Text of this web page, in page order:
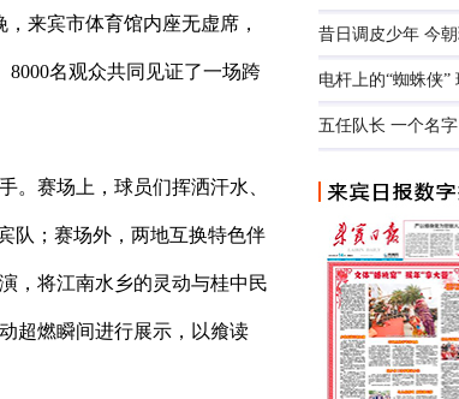
来宾市体育馆内座无虚席，
名观众共同见证了一场跨
。赛场上，球员们挥洒汗水、
队；赛场外，两地互换特色伴
，将江南水乡的灵动与桂中民
超燃瞬间进行展示，以飨读
昔日调皮少年 今
电杆上的“蜘蛛侠”
五任队长 一个名字